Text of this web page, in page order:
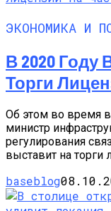
ЭКОНОМИКА И
В 2020 Году
Торги
Об этом во время
министр
регулирования
выставит на торги
baseblog